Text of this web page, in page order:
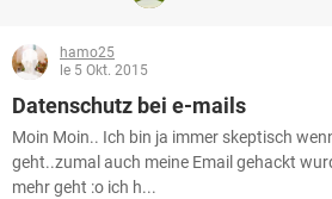
hamo25
le 5 Okt. 2015
Datenschutz bei e-mails
Moin Moin.. Ich bin ja immer skeptisch
geht..zumal auch meine Email gehackt
mehr geht :o ich h...